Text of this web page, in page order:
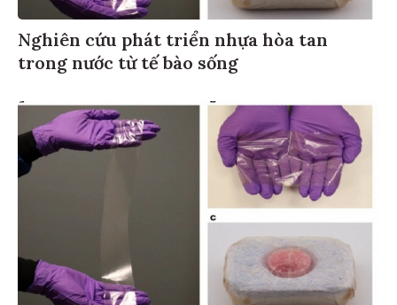
Nghiên cứu phát triển nhựa hòa tan
trong nước từ tế bào sống